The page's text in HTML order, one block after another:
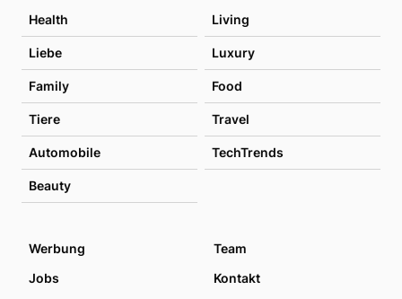
Health Living
Liebe Luxury
Family Food
Tiere Travel
Automobile TechTrends
Beauty
Werbung
Team
Jobs
Kontakt